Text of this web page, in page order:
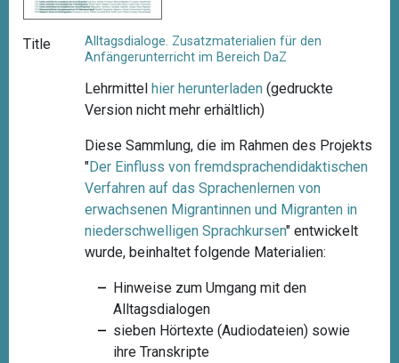
Title
Alltagsdialoge. Zusatzmaterialien für den
Anfängerunterricht im Bereich DaZ
Lehrmittelhier herunterladen (gedruckte
Version nicht mehr erhältlich)
Diese Sammlung, die im Rahmen des Projekts
"Der Einfluss von fremdsprachendidaktischen
Verfahren auf das Sprachenlernen von
erwachsenen Migrantinnen und Migranten in
niederschwelligenSprachkursen"entwickelt
wurde, beinhaltet folgende Materialien:
Hinweise zum Umgang mit den
Alltagsdialogen
sieben Hörtexte (Audiodateien) sowie
ihre Transkripte